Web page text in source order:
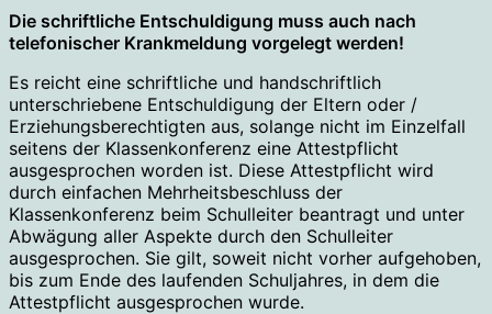
Die schriftliche Entschuldigung muss auch nach
telefonischer Krankmeldung vorgelegt werden!
Es reicht eine schriftliche und handschriftlich
unterschriebene Entschuldigung der Eltern oder /
Erziehungsberechtigten aus, solange nicht im Einzelfall
seitens der Klassenkonferenz eine Attestpflicht
ausgesprochen worden ist. Diese Attestpflicht wird
durch einfachen Mehrheitsbeschluss der
Klassenkonferenz beim Schulleiter beantragt und unter
Abwägung aller Aspekte durch den Schulleiter
ausgesprochen. Sie gilt, soweit nicht vorher aufgehoben,
bis zum Ende des laufenden Schuljahres, in dem die
Attestpflicht ausgesprochen wurde.